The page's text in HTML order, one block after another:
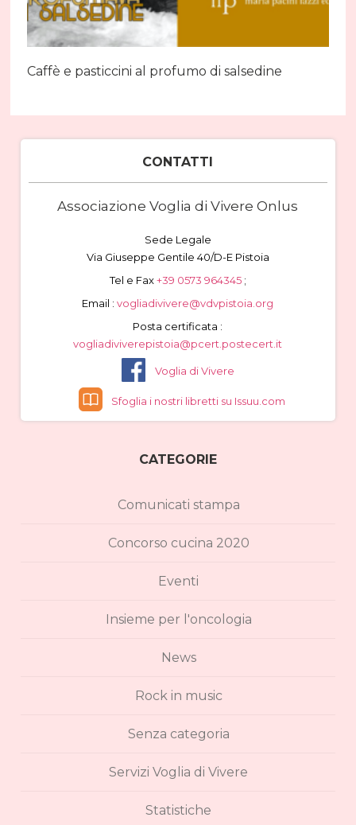
Caffè e pasticcini al profumo di salsedine
CONTATTI
Associazione Voglia di Vivere Onlus
Sede Legale
Via Giuseppe Gentile 40/D-E Pistoia
Tel e Fax+39 0573 964345 ;
Email : vogliadivivere@vdvpistoia.org
Posta certificata :
vogliadiviverepistoia@pcert.postecert.it
Voglia di Vivere
Sfoglia i nostri libretti su Issuu.com
CATEGORIE
Comunicati stampa
Concorso cucina 2020
Eventi
Insieme per l'oncologia
News
Rock in music
Senza categoria
Servizi Voglia di Vivere
Statistiche